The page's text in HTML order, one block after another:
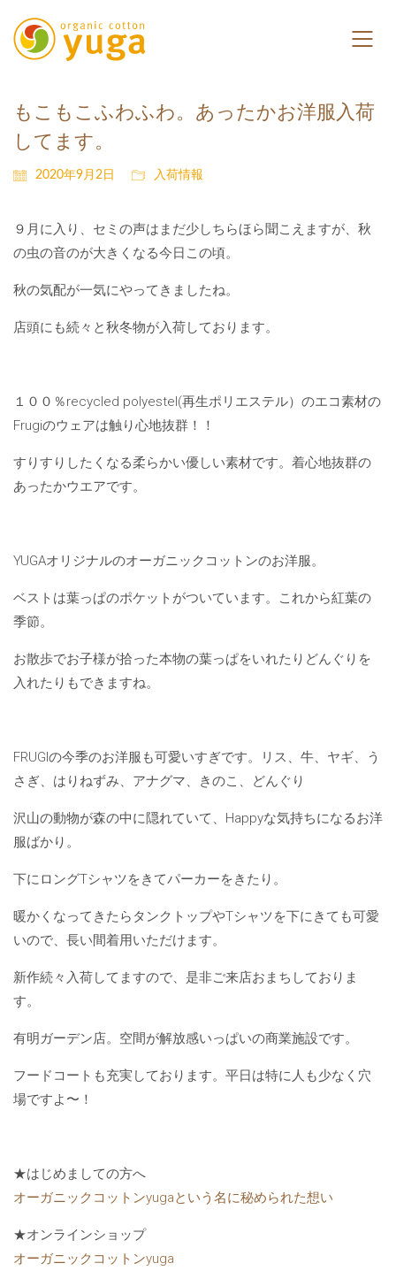
もこもこふわふわ。あったかお洋服入荷
してます。
2020年9月2日 入荷情報
９月に入り、セミの声はまだ少しちらほら聞こえますが、秋
の虫の音のが大きくなる今日この頃。
秋の気配が一気にやってきましたね。
店頭にも続々と秋冬物が入荷しております。
１００％recycled polyestel(再生ポリエステル）のエコ素材の
Frugiのウェアは触り心地抜群！！
すりすりしたくなる柔らかい優しい素材です。着心地抜群の
あったかウエアです。
YUGAオリジナルのオーガニックコットンのお洋服。
ベストは葉っぱのポケットがついています。これから紅葉の
季節。
お散歩でお子様が拾った本物の葉っぱをいれたりどんぐりを
入れたりもできますね。
FRUGIの今季のお洋服も可愛いすぎです。リス、牛、ヤギ、う
さぎ、はりねずみ、アナグマ、きのこ、どんぐり
沢山の動物が森の中に隠れていて、Happyな気持ちになるお洋
服ばかり。
下にロングTシャツをきてパーカーをきたり。
暖かくなってきたらタンクトップやTシャツを下にきても可愛
いので、長い間着用いただけます。
新作続々入荷してますので、是非ご来店おまちしておりま
す。
有明ガーデン店。空間が解放感いっぱいの商業施設です。
フードコートも充実しております。平日は特に人も少なく穴
場ですよ〜！
★はじめましての方へ
オーガニックコットンyugaという名に秘められた想い
★オンラインショップ
オーガニックコットンyuga